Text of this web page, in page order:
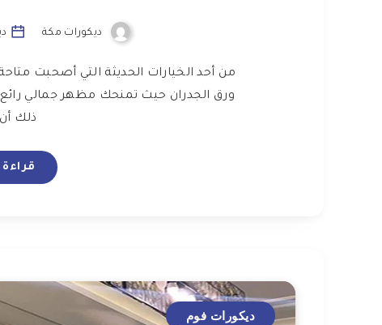
ديكورات مكة
من أحد الخيارات الحديثة التي أصحبت
ورق الجدران حيث تمنحك مظهر جمالي
ذلك
قراءة
ديكورات فوم